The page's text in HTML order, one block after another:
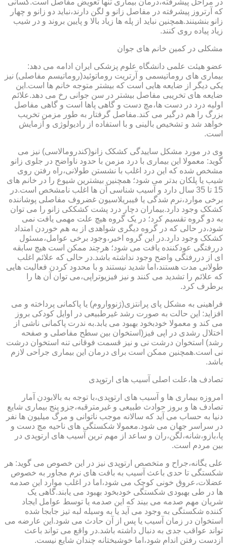
در مراحل پیشرفته،درمان بیماری تنها تعویض مفاصل است.کسانی
که آرتروز پیشرفته در مفاصل زانو و لگن دارند،نباید دو زانو و چهار
زانو بنشینند.همچنین نباید از پله ها زیاد بالا و پایین بروند و در شیب
زیاد پیاده روی کنند.
مشکلی در کمین خانم های جوان
عضو هیئت علمی دانشگاه علوم پزشکی ایران ادامه می دهد:
بیماری های روماتیسمی و آرتریت روماتوئید(روماتیسم مفاصلی) نیز
یکی دیگر از ضایعه هایی است که بیشتر متوجه خانم ها است.این
ضایعه های تخریبی مفاصل بیشتر در سن جوانی رخ می دهد.علائم
اولیه درد در دست ها،مچ دست و گاهی پاها است و گاهی مفاصل
بزرگ را هم درگیر می کند.مفاصل گرفتار به طور مزمن تخریب
خواهد شد و تشخیص بالینی و با استفاده از رادیولوژی و آزمایش
است.
وی در مورد مشکل ساییدگی کشکک زانو(کندرومالاسی) نیز می
گوید: معمولا این بیماری با درد مزمن با حدود ناواضح در جلوی زانو
مشخص شده که این درد اغلب با نشستن طولانی،راه رفتن روی
شیب یا پلکان بدتر می شود؛ همچنین بیشترین شیوع را در خانم های
15 تا 35 سال دارد و آسیب شناسی آن ها اغلب نامشخص است.در
برخی موارد،نرم شدگی یا فیبریلاسیون غضروف مفاصلی پوشاننده
کشکک وجود دارد.بیماران دچار درد پشت کشککی زانو را می توان
به دو گروه تقسیم کرد؛ در یک گروه هیچ علت مهمی یافت نمی
شود،در حالی که در گروه دیگری شواهدی از به هم خوردن امتداد
کشکک وجود دارد.در این گروه اخیر،وجود برخی عوامل،مسئول
دررفتگی عودکننده یافت می شود؛ هرچند ممکن است هیچ سابقه
ای از دررفتگی واضح وجود نداشته باشد.در حالی که علائم اغلب
طولانی مدت هستند،اما شدید نیستند و با محدود کردن فعالیت هایی
که علائم را تشدید می کنند و نیز فیزیوتراپی،می توان آن ها را
برطرف کرد.
فراهینی به مشکل پای پرانتزی(ژنوواروم) یا پاکمانی پرداخته و می
افزاید: این حالت به صورت رشد غیرطبیعی در اوایل کودکی بروز
می کند و معمولا خودبخود بهبود می یابد.به ندرت پاکمانی ناشی از
اختلال رشدی در اپی فیز(استخوان بین سطح مفاصلی و صفحه
رشد) استخوان درشت نی و نیز قسمت فوقانی تنه استخوان درشت
نی است.همچنین ممکن است برای درمان این بیماری جراحی لازم
باشد.
تصادف ها،علت اصلی آسیب های ارتوپدی
امروزه بیماری ها و آسیب های ارتوپدی،با توجه به بالابودن آمار
تصادف ها و بروز حوادث طبیعی و غیرمترقبه،جزو پنج بیماری شایع
دنیا به حساب می آید که سالانه موجب ناتوانی و مرگ میلیون ها نفر
در سراسر جهان می شود.معمولا شکستگی های ناحیه مچ دست و
پا،بازو،شانه،لگن،ران و ساعد از مهم ترین آسیب های ارتوپدی در
بین مردم است.
علی یگانه،جراح و متخصص ارتوپدی نیز در این خصوص می گوید: هر
شکستگی تا حدی باعث آسیب به بافت های نرم مجاور به خصوص
عضلات،عروق خونی کوچک می شود،اما در اغلب موارد این صدمه
ها در طی بهبودی شکستگی خودبخود بهبود می یابند.گاهی یک
شریان مهم صدمه می بیند که این صدمه یا توسط عوامل ایجاد
کننده شکستگی به وجود می آید یا به وسیله لبه تیز جابجا شده
استخوان در زمان آسیب یا پس از آن حادث می شود.این عارضه می
تواند عواقب جدی به دنبال داشته باشد.در واقع می تواند باعث
ازدست رفتن اندام شود،اما خوشبختانه چندان شایع نیست.